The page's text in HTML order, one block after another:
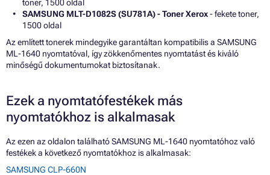
toner, 1500 oldal
SAMSUNG MLT-D1082S (SU781A) - Toner Xerox- fekete toner,
1500 oldal
Az említett tonerek mindegyike garantáltan kompatibilis a SAMSUNG
ML-1640 nyomtatóval, így zökkenőmentes nyomtatást és kiváló
minőségű dokumentumokat biztosítanak.
Ezek a nyomtatófestékek más
nyomtatókhoz is alkalmasak
Az ezen az oldalon található SAMSUNG ML-1640 nyomtatóhoz való
festékek a következő nyomtatókhoz is alkalmasak:
SAMSUNG CLP-660N